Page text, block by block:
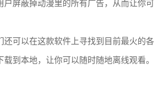
屏蔽掉动漫里的所有广告，从而让你可
可以在这款软件上寻找到目前最火的各
到本地，让你可以随时随地离线观看。